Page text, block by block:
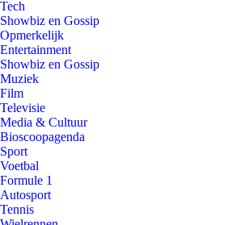
Tech
Showbiz en Gossip
Opmerkelijk
Entertainment
Showbiz en Gossip
Muziek
Film
Televisie
Media & Cultuur
Bioscoopagenda
Sport
Voetbal
Formule 1
Autosport
Tennis